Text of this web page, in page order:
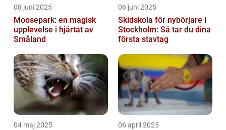
08 juni 2025
Moosepark: en magisk
upplevelse i hjärtat av
Småland
06 juni 2025
Skidskola för nybörjare i
Stockholm: Så tar du dina
första stavtag
04 maj 2025 06 april 2025